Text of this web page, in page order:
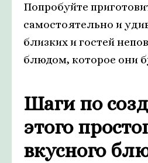
Попробуйте
самостоятельно и
близких и гостей
блюдом, которое они
Шаги по
этого
вкусного